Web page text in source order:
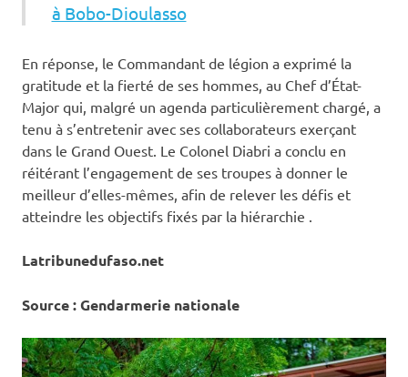
à Bobo-Dioulasso
En réponse, le Commandant de légion a exprimé la
gratitude et la fierté de ses hommes, au Chef d’État-
Major qui, malgré un agenda particulièrement chargé, a
tenu à s’entretenir avec ses collaborateurs exerçant
dans le Grand Ouest. Le Colonel Diabri a conclu en
réitérant l’engagement de ses troupes à donner le
meilleur d’elles-mêmes, afin de relever les défis et
atteindre les objectifs fixés par la hiérarchie .
Latribunedufaso.net
Source : Gendarmerie nationale